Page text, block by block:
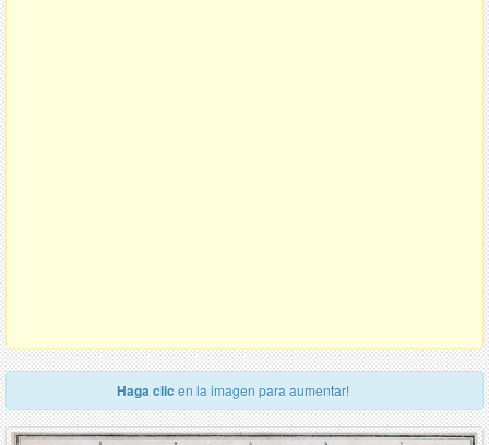
Haga clic en la imagen para aumentar!